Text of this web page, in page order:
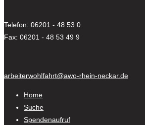
Telefon: 06201 - 48 53 0
Fax: 06201 - 48 53 49 9
arbeiterwohlfahrt@awo-rhein-neckar.de
Home
Suche
Spendenaufruf